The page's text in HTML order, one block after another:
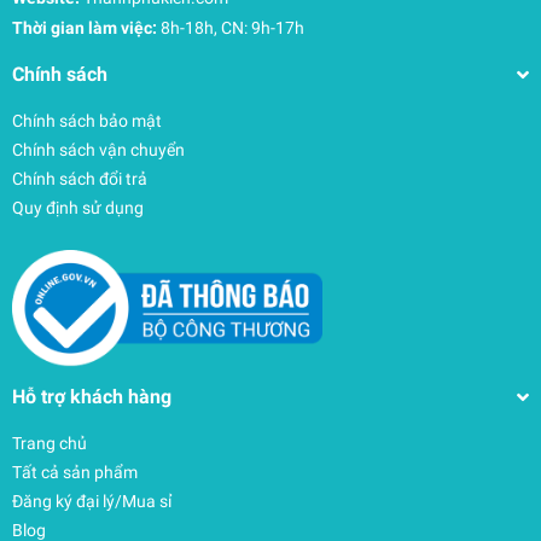
nên nhanh chóng và mượt mà hơn bao giờ hết.
Thời gian làm việc: 8h-18h, CN: 9h-17h
Chính sách
Chính sách bảo mật
Chính sách vận chuyển
Chính sách đổi trả
Quy định sử dụng
Hỗ trợ khách hàng
Trang chủ
Tất cả sản phẩm
Đăng ký đại lý/Mua sỉ
Blog